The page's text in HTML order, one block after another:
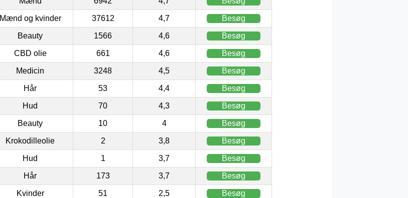
Mænd og kvinder 37612 4,7 Besøg
Beauty 1566 4,6 Besøg
CBD olie 661 4,6 Besøg
Medicin 3248 4,5 Besøg
Hår 53 4,4 Besøg
Hud 70 4,3 Besøg
Beauty 10 4 Besøg
Krokodilleolie 2 3,8 Besøg
Hud 1 3,7 Besøg
Hår 173 3,7 Besøg
Kvinder 51 2,5 Besøg